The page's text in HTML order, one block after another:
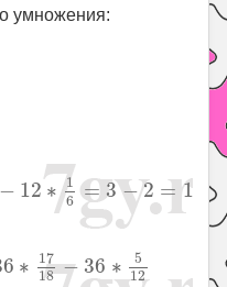
умножения:
− 12 ∗
1
6
= 3− 2 = 1
∗16= 3−2=1
∗
17
18 − 36 ∗
5
12
17 5